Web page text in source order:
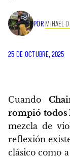
POR MIHAEL
25 DE OCTUBRE, 2025
Cuando
rompió todos
mezcla de
reflexión
clásico como